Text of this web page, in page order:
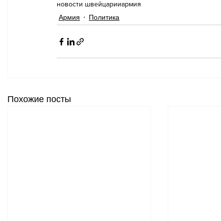
новости швейцарииармия
Армия
Политика
Похожие посты